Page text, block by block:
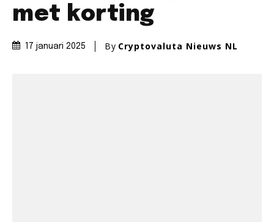
met korting
17 januari 2025 By Cryptovaluta Nieuws NL